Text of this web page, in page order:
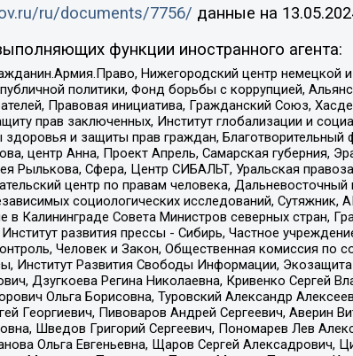
ru/documents/7756/ данные на
функции иностранного агента:
Нижегородский центр
политики, Фонд борьбы с коррупцией,
Правовая инициатива, Гражданский Союз,
прав заключенных, Институт глобализации и
здоровья и защиты прав граждан,
центр Анна, Проект Апрель, Самарская
Рылькова, Сфера, Центр СИБАЛЬТ, Уральская
центр по правам человека,
социологических исследований,
в Калининграде Совета Министров северных стран,
развития прессы - Сибирь, Частное
Человек и Закон, Общественная комиссия по
Институт Развития Свободы Информации,
Дзугкоева Регина Николаевна, Кривенко
Ольга Борисовна, Туровский Александр
Георгиевич, Пивоваров Андрей Сергеевич, Аверин
Шведов Григорий Сергеевич, Пономарев Лев
Ольга Евгеньевна, Щаров Сергей Алексадрович,